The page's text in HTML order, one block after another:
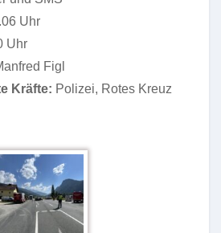
Uhr
Uhr
Figl
Kräfte: Polizei, Rotes Kreuz